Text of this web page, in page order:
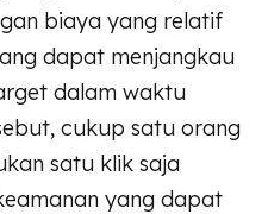
biaya yang relatif
dapat menjangkau
dalam waktu
cukup satu orang
satu klik saja
yang dapat